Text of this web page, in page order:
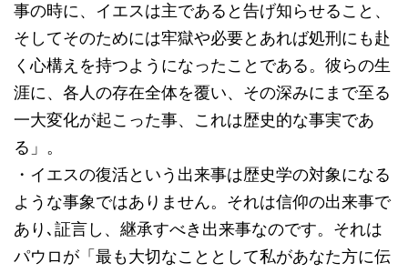
事の時に、イエスは主であると告げ知らせること、
そしてそのためには牢獄や必要とあれば処刑にも赴
く心構えを持つようになったことである。彼らの生
涯に、各人の存在全体を覆い、その深みにまで至る
一大変化が起こった事、これは歴史的な事実であ
る」。
・イエスの復活という出来事は歴史学の対象になる
ような事象ではありません。それは信仰の出来事で
あり､証言し、継承すべき出来事なのです。それは
パウロが「最も大切なこととして私があなた方に伝